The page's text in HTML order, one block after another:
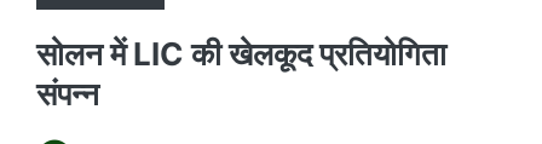
सोलन में LIC की खेलकूद प्रतियोगिता
संपन्न